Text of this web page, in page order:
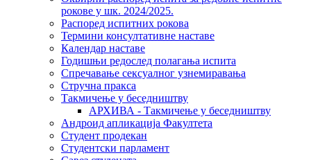
рокове у шк. 2024/2025.
Распоред испитних рокова
Термини консултативне наставе
Календар наставе
Годишњи редослед полагања испита
Спречавање сексуалног узнемиравања
Стручна пракса
Такмичење у беседништву
АРХИВА - Такмичење у беседништву
Андроид апликација Факултета
Студент продекан
Студентски парламент